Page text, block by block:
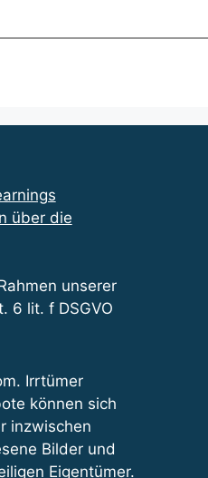
über die
unserer
6 lit. f DSGVO
Irrtümer
können sich
inzwischen
Bilder und
Eigentümer.